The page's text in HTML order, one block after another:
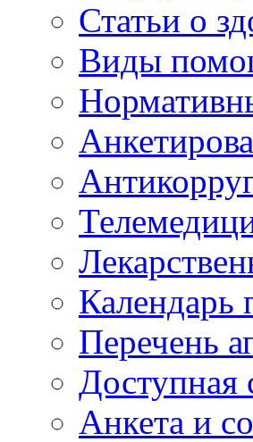
Статьи о
Виды
Календарь
Перечень
Доступная
Анкета и